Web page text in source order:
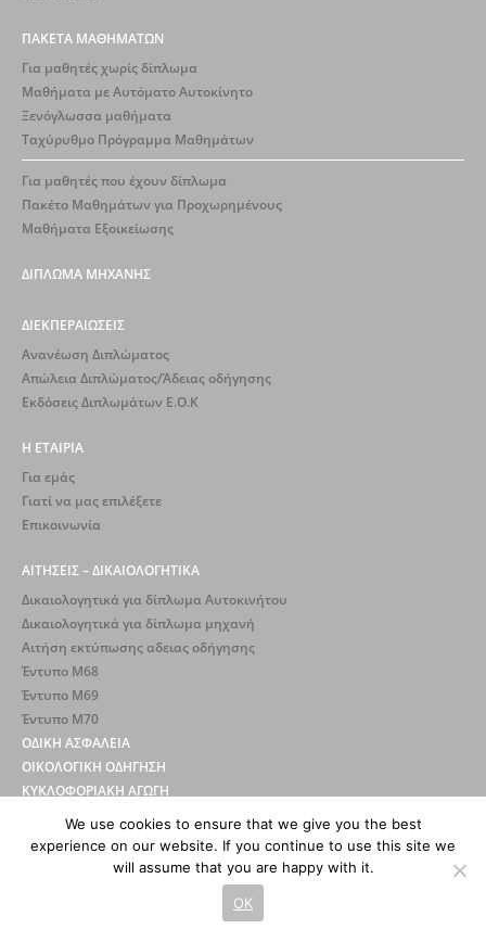
ΠΑΚΕΤΑ ΜΑΘΗΜΑΤΩΝ
Για μαθητές χωρίς δίπλωμα
Μαθήματα με Αυτόματο Αυτοκίνητο
Ξενόγλωσσα μαθήματα
Ταχύρυθμο Πρόγραμμα Μαθημάτων
Για μαθητές που έχουν δίπλωμα
Πακέτο Μαθημάτων για Προχωρημένους
Μαθήματα Εξοικείωσης
ΔΙΠΛΩΜΑ ΜΗΧΑΝΗΣ
ΔΙΕΚΠΕΡΑΙΩΣΕΙΣ
Ανανέωση Διπλώματος
Απώλεια Διπλώματος/Άδειας οδήγησης
Εκδόσεις Διπλωμάτων Ε.Ο.Κ
Η ΕΤΑΙΡΙΑ
Για εμάς
Γιατί να μας επιλέξετε
Επικοινωνία
ΑΙΤΗΣΕΙΣ – ΔΙΚΑΙΟΛΟΓΗΤΙΚΑ
Δικαιολογητικά για δίπλωμα Αυτοκινήτου
Δικαιολογητικά για δίπλωμα μηχανή
Αιτήση εκτύπωσης αδειας οδήγησης
Έντυπο Μ68
Έντυπο Μ69
Έντυπο Μ70
ΟΔΙΚΗ ΑΣΦΑΛΕΙΑ
ΟΙΚΟΛΟΓΙΚΗ ΟΔΗΓΗΣΗ
ΚΥΚΛΟΦΟΡΙΑΚΗ ΑΓΩΓΗ
2026 © Σχολές Οδηγών Φαρφάρας. All rights reserved.
We use cookies to ensure that we give you the best
experience on our website. If you continue to use this site we
will assume that you are happy with it.
OK